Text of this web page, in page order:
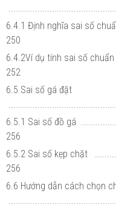
6.4.1 Định nghĩa sai số
250
6.4.2Ví dụ tính sai số
252
6.5 Sai số gá đặt
6.5.1 Sai số đồ gá
256
6.5.2 Sai số kẹp chặt
256
6.6 Hướng dẫn cách chọn